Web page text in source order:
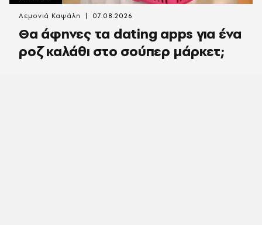
Θα άφηνες τα dating apps για ένα
ροζ καλάθι στο σούπερ μάρκετ;
Λεμονιά Καψάλη 07.08.2026